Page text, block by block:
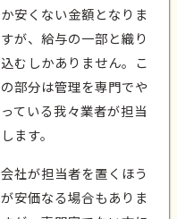
か安くない金額となりま
すが、給与の一部と織り
込むしかありません。こ
の部分は管理を専門でや
っている我々業者が担当
します。
会社が担当者を置くほう
が安価なる場合もありま